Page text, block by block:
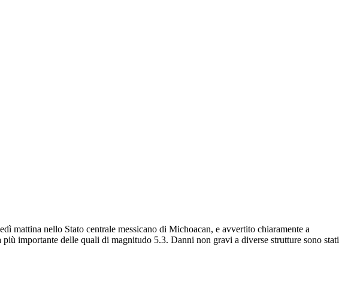
nello Stato centrale messicano di Michoacan, e avvertito chiaramente a
importante delle quali di magnitudo 5.3. Danni non gravi a diverse strutture sono stati